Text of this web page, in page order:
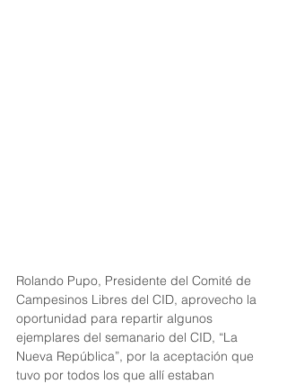
Rolando Pupo, Presidente del Comité de
Campesinos Libres del CID, aprovecho la
oportunidad para repartir algunos
ejemplares del semanario del CID, “La
Nueva República”, por la aceptación que
tuvo por todos los que allí estaban